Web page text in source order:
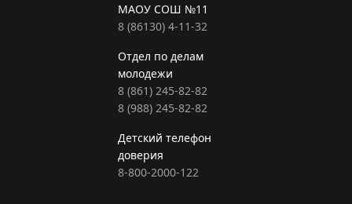
МАОУ СОШ №11
8 (86130) 4-11-32
Отдел по делам
молодежи
8 (861) 245-82-82
8 (988) 245-82-82
Детский телефон
доверия
8-800-2000-122